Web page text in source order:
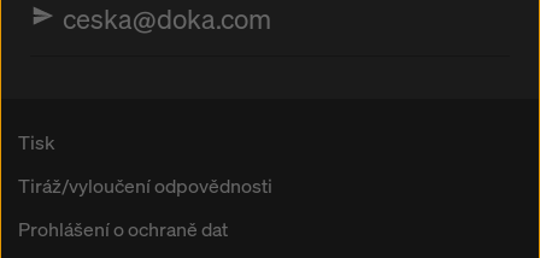
ceska@doka.com
Tisk
Tiráž/vyloučení odpovědnosti
Prohlášení o ochraně dat